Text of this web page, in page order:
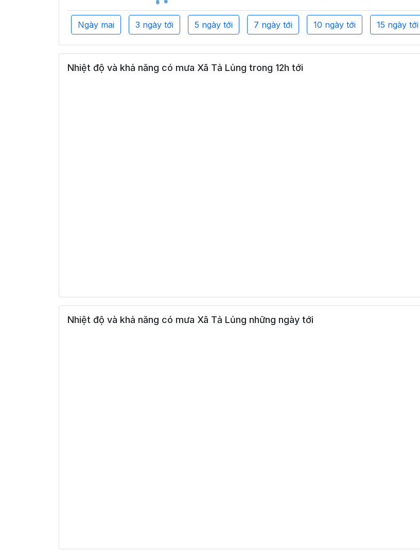
Ngày mai 3 ngày tới 5 ngày tới 7 ngày tới 10 ngày tới 15 ngày tới
Nhiệt độ và khả năng có mưa Xã Tả Lủng trong 12h tới
Nhiệt độ và khả năng có mưa Xã Tả Lủng những ngày tới